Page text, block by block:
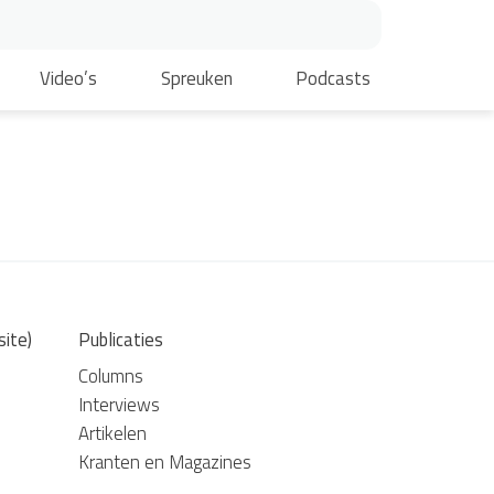
Video’s Spreuken Podcasts
Publicaties
Columns
Interviews
Artikelen
Kranten en Magazines